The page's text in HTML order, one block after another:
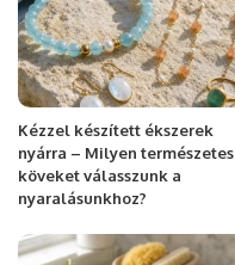
Kézzel készített ékszerek
nyárra – Milyen természetes
köveket válasszunk a
nyaralásunkhoz?